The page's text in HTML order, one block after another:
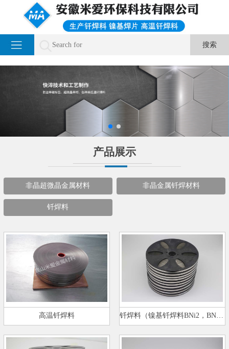
产品展示
非晶超微晶金属材料 非晶金属钎焊材料
钎焊料
高温钎焊料 钎焊料（镍基钎焊料BNi2，BNi5）…